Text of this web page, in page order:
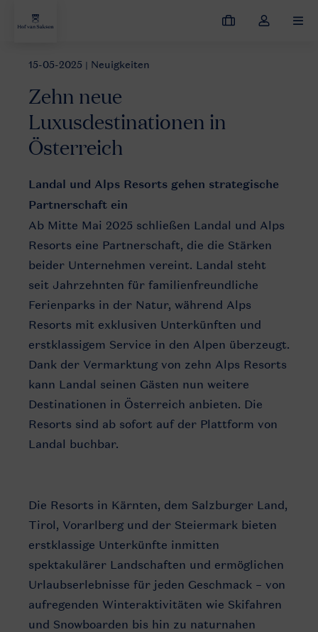
Meine
Dropdown-
Zehn neue Luxusdestinationen in Österreich
15-05-2025 | Neuigkeiten
Zehn neue
Luxusdestinationen in
Österreich
Landal und Alps Resorts gehen strategische
Partnerschaft ein
Ab Mitte Mai 2025 schließen Landal und Alps
Resorts eine Partnerschaft, die die Stärken
beider Unternehmen vereint. Landal steht
seit Jahrzehnten für familienfreundliche
Ferienparks in der Natur, während Alps
Resorts mit exklusiven Unterkünften und
erstklassigem Service in den Alpen überzeugt.
Dank der Vermarktung von zehn Alps Resorts
kann Landal seinen Gästen nun weitere
Destinationen in Österreich anbieten. Die
Resorts sind ab sofort auf der Plattform von
Landal buchbar.
Die Resorts in Kärnten, dem Salzburger Land,
Tirol, Vorarlberg und der Steiermark bieten
erstklassige Unterkünfte inmitten
spektakulärer Landschaften und ermöglichen
Urlaubserlebnisse für jeden Geschmack – von
aufregenden Winteraktivitäten wie Skifahren
und Snowboarden bis hin zu naturnahen